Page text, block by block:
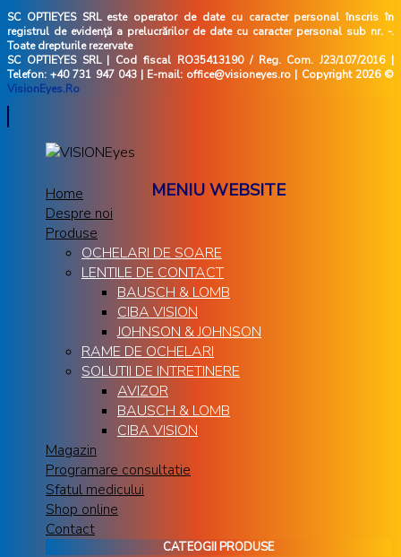
SC OPTIEYES SRL este operator de date cu caracter personal înscris în
registrul de evidență a prelucrărilor de date cu caracter personal sub nr. -.
Toate drepturile rezervate
SC OPTIEYES SRL | Cod fiscal RO35413190 / Reg. Com. J23/107/2016 |
Telefon: +40 731 947 043 | E-mail: office@visioneyes.ro | Copyright 2026 ©
VisionEyes.Ro
MENIU WEBSITE
Home
Despre noi
Produse
OCHELARI DE SOARE
LENTILE DE CONTACT
BAUSCH & LOMB
CIBA VISION
JOHNSON & JOHNSON
RAME DE OCHELARI
SOLUTII DE INTRETINERE
AVIZOR
BAUSCH & LOMB
CIBA VISION
Magazin
Programare consultatie
Sfatul medicului
Shop online
Contact
CATEOGII PRODUSE